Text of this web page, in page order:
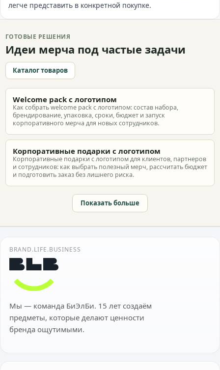
легче представить в конкретной покупке.
ГОТОВЫЕ РЕШЕНИЯ
Идеи мерча под частые задачи
Каталог товаров
Welcome pack с логотипом
Как собрать welcome pack с логотипом: состав набора,
брендирование, упаковка, сроки, бюджет и запуск
корпоративного мерча для новых сотрудников.
Корпоративные подарки с логотипом
Корпоративные подарки с логотипом для клиентов, партнеров
и сотрудников: как выбрать полезный мерч, рассчитать бюджет
и подготовить заказ без лишнего риска.
Показать больше
BRAND.LIFE.BUSINESS
Мы — команда БиЭлБи. 15 лет создаём
предметы, которые делают ценности
бренда ощутимыми.